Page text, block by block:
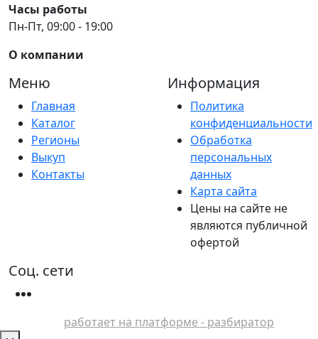
Часы работы
Пн-Пт, 09:00 - 19:00
О компании
Меню
Главная
Каталог
Регионы
Выкуп
Контакты
Информация
Политика
конфиденциальности
Обработка
персональных
данных
Карта сайта
Цены на сайте не
являются публичной
офертой
Соц. сети
работает на платформе - разбиратор